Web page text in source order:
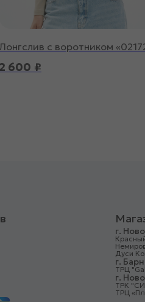
Лонгслив с воротником
2 600 ₽
г.
Дуси
г.
ТРЦ
г.
ТРК
ТРЦ